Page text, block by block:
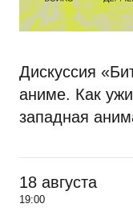
Дискуссия
аниме. Как
западная
18 августа
19:00